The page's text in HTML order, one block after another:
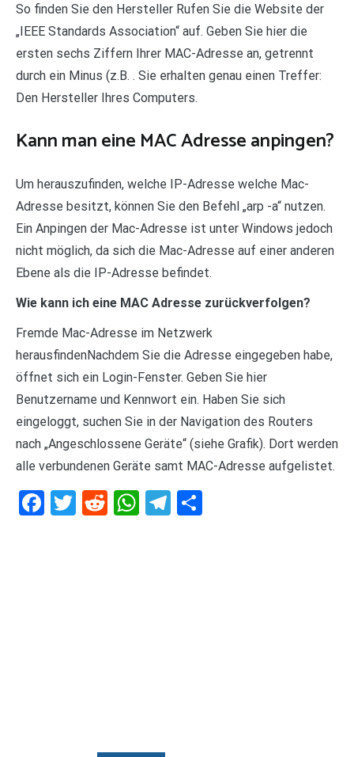
So finden Sie den Hersteller Rufen Sie die Website der
„IEEE Standards Association“ auf. Geben Sie hier die
ersten sechs Ziffern Ihrer MAC-Adresse an, getrennt
durch ein Minus (z.B. . Sie erhalten genau einen Treffer:
Den Hersteller Ihres Computers.
Kann man eine MAC Adresse anpingen?
Um herauszufinden, welche IP-Adresse welche Mac-
Adresse besitzt, können Sie den Befehl „arp -a“ nutzen.
Ein Anpingen der Mac-Adresse ist unter Windows jedoch
nicht möglich, da sich die Mac-Adresse auf einer anderen
Ebene als die IP-Adresse befindet.
Wie kann ich eine MAC Adresse zurückverfolgen?
Fremde Mac-Adresse im Netzwerk
herausfindenNachdem Sie die Adresse eingegeben habe,
öffnet sich ein Login-Fenster. Geben Sie hier
Benutzername und Kennwort ein. Haben Sie sich
eingeloggt, suchen Sie in der Navigation des Routers
nach „Angeschlossene Geräte“ (siehe Grafik). Dort werden
alle verbundenen Geräte samt MAC-Adresse aufgelistet.
Facebook
Twitter
RedditWhatsApp
Telegram